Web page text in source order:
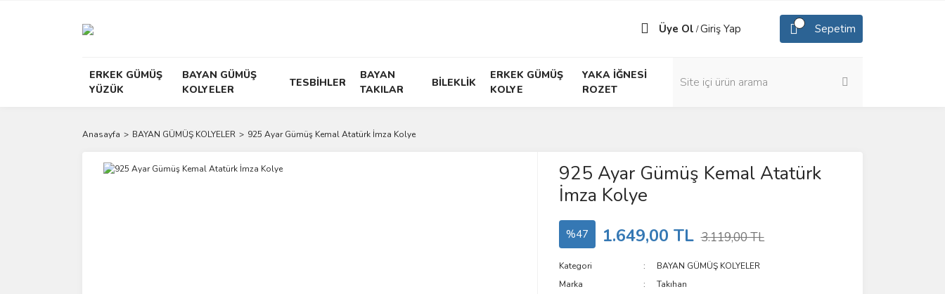
Üye Ol /Giriş Yap Sepetim
ERKEK GÜMÜŞ
YÜZÜK
BAYAN GÜMÜŞ
KOLYELER
TESBİHLER
BAYAN
TAKILAR
BİLEKLİK
ERKEK GÜMÜŞ
KOLYE
YAKA İĞNESİ
ROZET
Anasayfa BAYAN GÜMÜŞ KOLYELER 925 Ayar Gümüş Kemal Atatürk İmza Kolye
925 Ayar Gümüş Kemal Atatürk
İmza Kolye
%47 1.649,00 TL 3.119,00 TL
Kategori
BAYAN GÜMÜŞ KOLYELER
Marka
Takıhan